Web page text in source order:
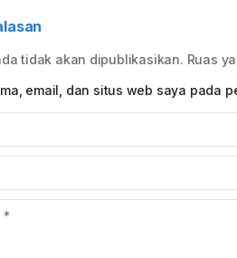
tidak akan dipublikasikan. Ruas
email, dan situs web saya pada